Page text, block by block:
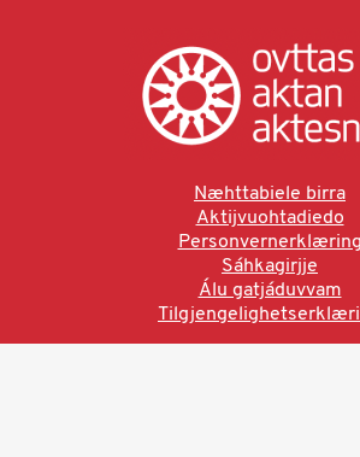
Næhttabiele birra
Aktijvuohtadiedo
Personvernerklæring
Sáhkagirjje
Álu gatjáduvvam